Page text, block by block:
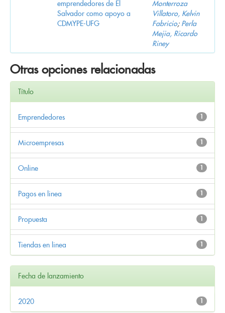
emprendedores de El
Salvador como apoyo a
CDMYPE-UFG
Monterroza
Villatoro, Kelvin
Fabricio; Perla
Mejia, Ricardo
Riney
Otras opciones relacionadas
Título
1
Emprendedores
1
Microempresas
1
Online
1
Pagos en linea
1
Propuesta
1
Tiendas en linea
Fecha de lanzamiento
1
2020